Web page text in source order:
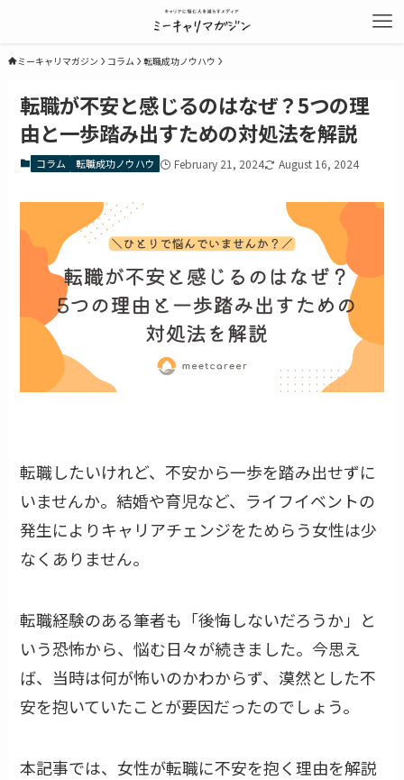
ミーキャリマガジン コラム 転職成功ノウハウ
転職が不安と感じるのはなぜ？5つの理
由と一歩踏み出すための対処法を解説
コラム 転職成功ノウハウ February 21, 2024 August 16, 2024
転職したいけれど、不安から一歩を踏み出せずに
いませんか。結婚や育児など、ライフイベントの
発生によりキャリアチェンジをためらう女性は少
なくありません。
転職経験のある筆者も「後悔しないだろうか」と
いう恐怖から、悩む日々が続きました。今思え
ば、当時は何が怖いのかわからず、漠然とした不
安を抱いていたことが要因だったのでしょう。
本記事では、女性が転職に不安を抱く理由を解説